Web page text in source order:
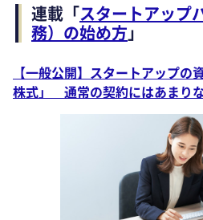
連載「スタートアップ
務）の始め方」
【一般公開】スタートアップ
株式」 通常の契約にはあまり